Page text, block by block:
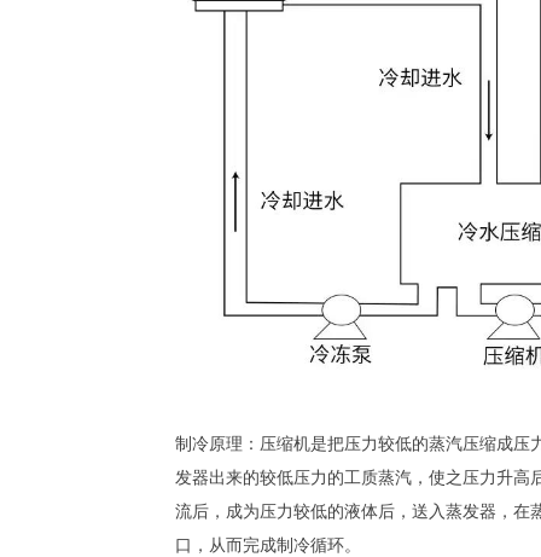
制冷原理：压缩机是把压力较低的蒸汽压缩成
发器出来的较低压力的工质蒸汽，使之压力升
流后，成为压力较低的液体后，送入蒸发器，
口，从而完成制冷循环。